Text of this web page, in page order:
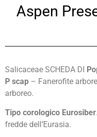
Aspen
Salicaceae SCHEDA DI
P scap – Fanerofite
arboreo.
Tipo corologico Eurosiber
fredde dell’Eurasia.